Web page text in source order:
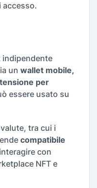
accesso.
indipendente
un wallet mobile,
per
essere usato su
tra cui i
compatibile
con
NFT e